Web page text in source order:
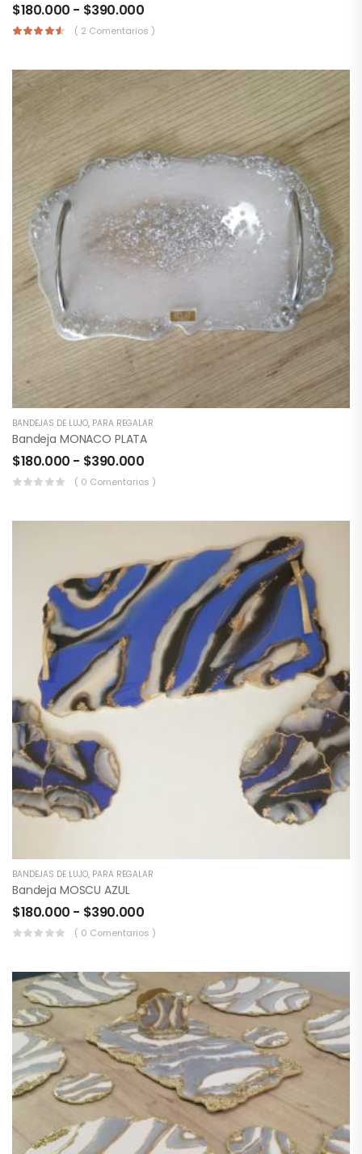
$180.000 - $390.000
( 2 Comentarios )
BANDEJAS DE LUJO, PARA REGALAR
Bandeja MONACO PLATA
$180.000 - $390.000
( 0 Comentarios )
BANDEJAS DE LUJO, PARA REGALAR
Bandeja MOSCU AZUL
$180.000 - $390.000
( 0 Comentarios )